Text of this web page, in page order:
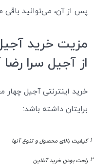
پس از آن، می‌توانید باقی
مزیت خرید
از آجیل سرا
خرید اینترنتی آجیل
برایتان داشته باشد:
کیفیت بالای محصول و تنوع آنها
راحت بودن خرید آنلاین